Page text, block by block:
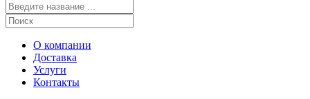
О компании
Доставка
Услуги
Контакты